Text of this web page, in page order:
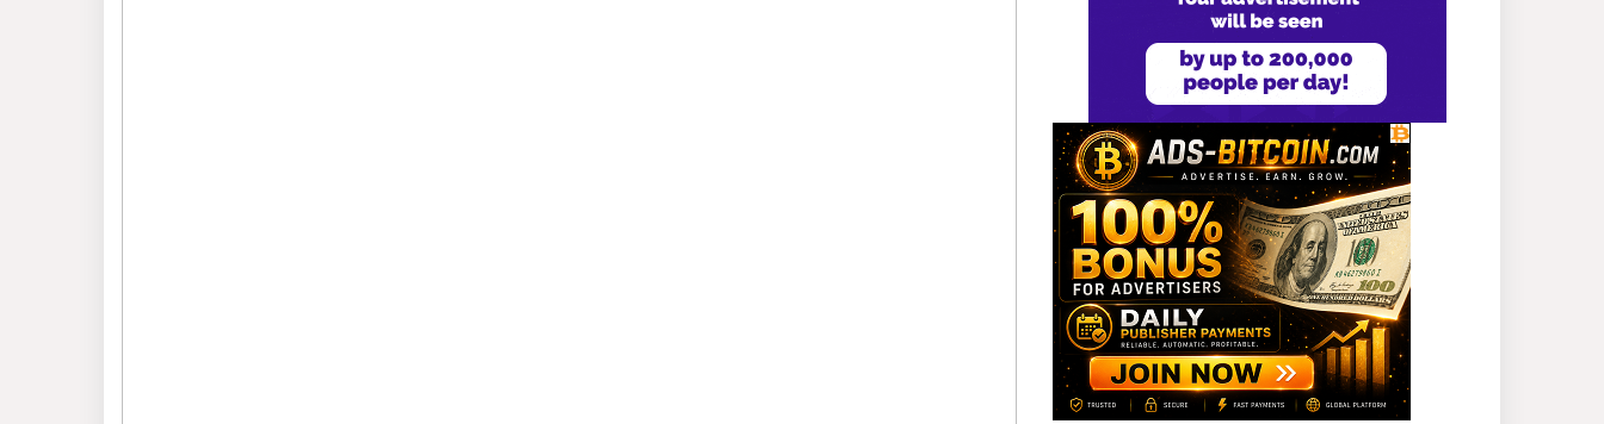
মালয়েশিয়ায় সহকর্মীদের
সংঘর্ষে ৩ বাংলাদেশি নিহত,
গ্রেপ্তার ১
শহীদের আত্মত্যাগে গড়া জাতীয়
ঐক্য রক্ষা করতে হবে :
প্রধানমন্ত্রী
সাভারে এমপি ও তাঁর স্ত্রীকে
শিক্ষাপ্রতিষ্ঠানের সভাপতি,
উঠেছে আইনি প্রশ্ন
নজরুল বিশ্ববিদ্যালয়ে ব্যবসায়
প্রশাসন অনুষদের গবেষণা
প্রকল্প ২০২৫-২৬ অর্থবছরের
সেমিনার